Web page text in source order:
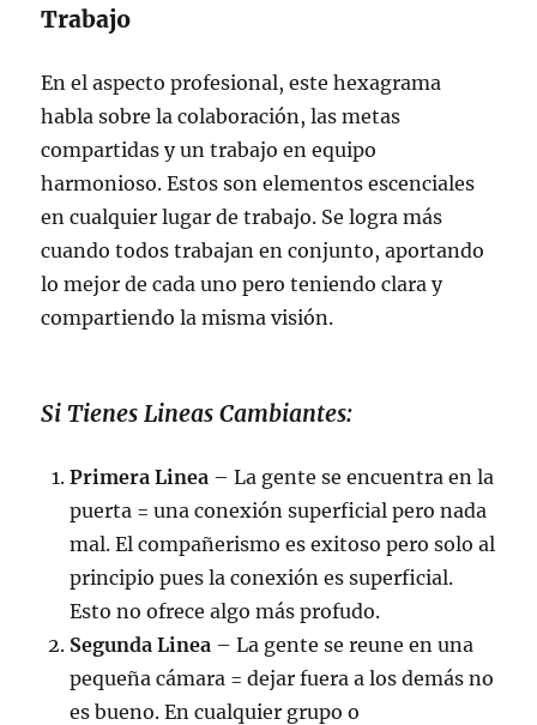
Trabajo
En el aspecto profesional, este hexagrama
habla sobre la colaboración, las metas
compartidas y un trabajo en equipo
harmonioso. Estos son elementos escenciales
en cualquier lugar de trabajo. Se logra más
cuando todos trabajan en conjunto, aportando
lo mejor de cada uno pero teniendo clara y
compartiendo la misma visión.
Si Tienes Lineas Cambiantes:
Primera Linea – La gente se encuentra en la
puerta = una conexión superficial pero nada
mal. El compañerismo es exitoso pero solo al
principio pues la conexión es superficial.
Esto no ofrece algo más profudo.
Segunda Linea – La gente se reune en una
pequeña cámara = dejar fuera a los demás no
es bueno. En cualquier grupo o